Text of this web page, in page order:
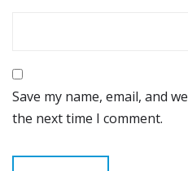
Save my name, email, and
the next time I comment.